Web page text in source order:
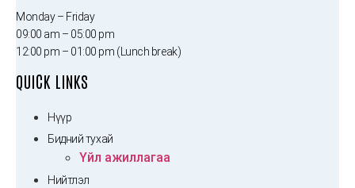
Monday – Friday
09:00 am – 05:00 pm
12:00 pm – 01:00 pm (Lunch break)
QUICK LINKS
Нүүр
Бидний тухай
Үйл ажиллагаа
Нийтлэл